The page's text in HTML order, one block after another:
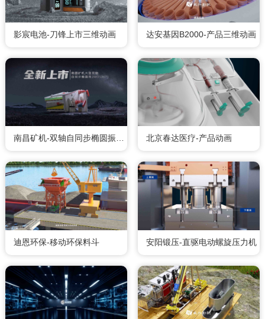
影宸电池-刀锋上市三维动画 达安基因B2000-产品三维动画
南昌矿机-双轴自同步椭圆振动筛 北京春达医疗-产品动画
迪恩环保-移动环保料斗 安阳锻压-直驱电动螺旋压力机